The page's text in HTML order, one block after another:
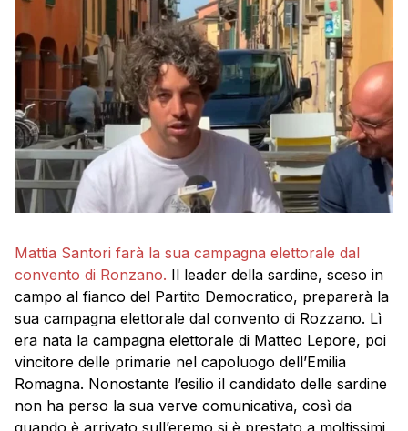
Mattia Santori farà la sua campagna elettorale dal
convento di Ronzano. Il leader della sardine, sceso in
campo al fianco del Partito Democratico, preparerà la
sua campagna elettorale dal convento di Rozzano. Lì
era nata la campagna elettorale di Matteo Lepore, poi
vincitore delle primarie nel capoluogo dell’Emilia
Romagna. Nonostante l’esilio il candidato delle sardine
non ha perso la sua verve comunicativa, così da
quando è arrivato sull’eremo si è prestato a moltissimi